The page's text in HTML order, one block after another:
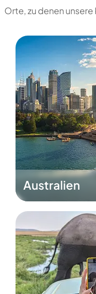
Orte, zu denen
Australien